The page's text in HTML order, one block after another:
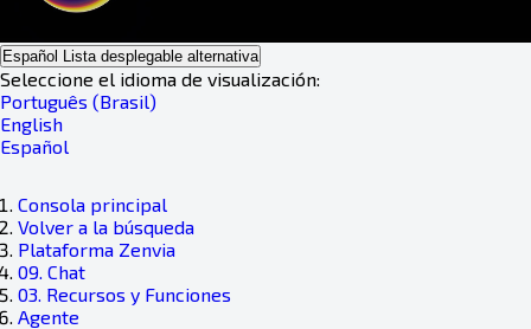
Español Lista desplegable alternativa
Seleccione el idioma de visualización:
Português (Brasil)
English
Español
Consola principal
Volver a la búsqueda
Plataforma Zenvia
09. Chat
03. Recursos y Funciones
Agente